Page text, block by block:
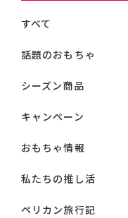
すべて
話題のおもちゃ
シーズン商品
キャンペーン
おもちゃ情報
私たちの推し活
ペリカン旅行記